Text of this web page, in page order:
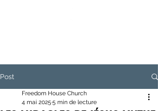
Post
Freedom House Church
4 mai 2025 5 min de lecture